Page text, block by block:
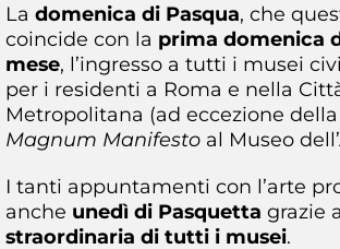
La domenica di Pasqua, che
coincide con la prima domenica
mese, l’ingresso a tutti i musei
per i residenti a Roma e nella
Metropolitana (ad eccezione
Magnum Manifesto al Museo
I tanti appuntamenti con l’arte
anche unedì di Pasquetta grazie
straordinaria di tutti i musei.